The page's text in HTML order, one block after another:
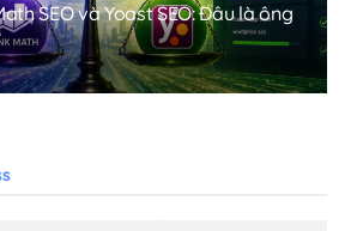
SEO và Yoast SEO: Đâu là ông